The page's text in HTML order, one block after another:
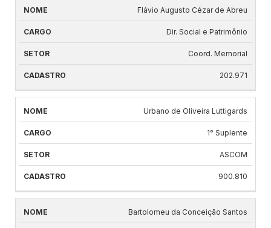
Flávio Augusto Cézar de Abreu
Dir. Social e Patrimônio
Coord. Memorial
202.971
Urbano de Oliveira Luttigards
1° Suplente
ASCOM
900.810
Bartolomeu da Conceição Santos